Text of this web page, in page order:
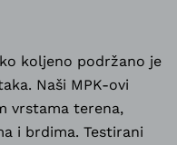
koljeno podržano je
Naši MPK-ovi
vrstama terena,
i brdima. Testirani